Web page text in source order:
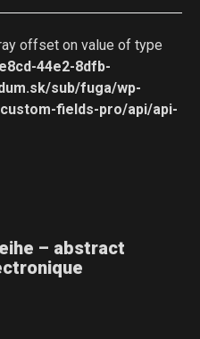
offset on value of type
44e2-8dfb-
sub/fuga/wp-
fields-pro/api/api-
– abstract